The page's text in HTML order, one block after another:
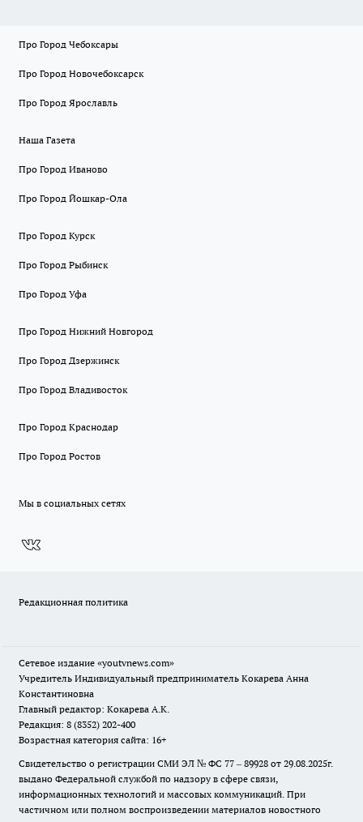
Про Город Чебоксары
Про Город Новочебоксарск
Про Город Ярославль
Наша Газета
Про Город Иваново
Про Город Йошкар-Ола
Про Город Курск
Про Город Рыбинск
Про Город Уфа
Про Город Нижний Новгород
Про Город Дзержинск
Про Город Владивосток
Про Город Краснодар
Про Город Ростов
Мы в социальных сетях
Редакционная политика
Сетевое издание «youtvnews.com»
Учредитель Индивидуальный предприниматель Кокарева Анна
Константиновна
Главный редактор: Кокарева А.К.
Редакция: 8 (8352) 202-400
Возрастная категория сайта: 16+
Свидетельство о регистрации СМИ ЭЛ № ФС 77 – 89928 от 29.08.2025г.
выдано Федеральной службой по надзору в сфере связи,
информационных технологий и массовых коммуникаций. При
частичном или полном воспроизведении материалов новостного